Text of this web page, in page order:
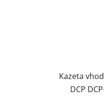
Kazeta
DCP